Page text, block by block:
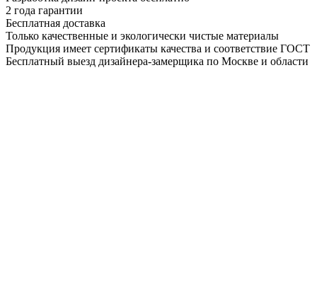
2 года гарантии
Бесплатная доставка
Только качественные и экологически чистые материалы
Продукция имеет сертификаты качества и соответствие ГОСТ
Бесплатный выезд дизайнера-замерщика по Москве и области